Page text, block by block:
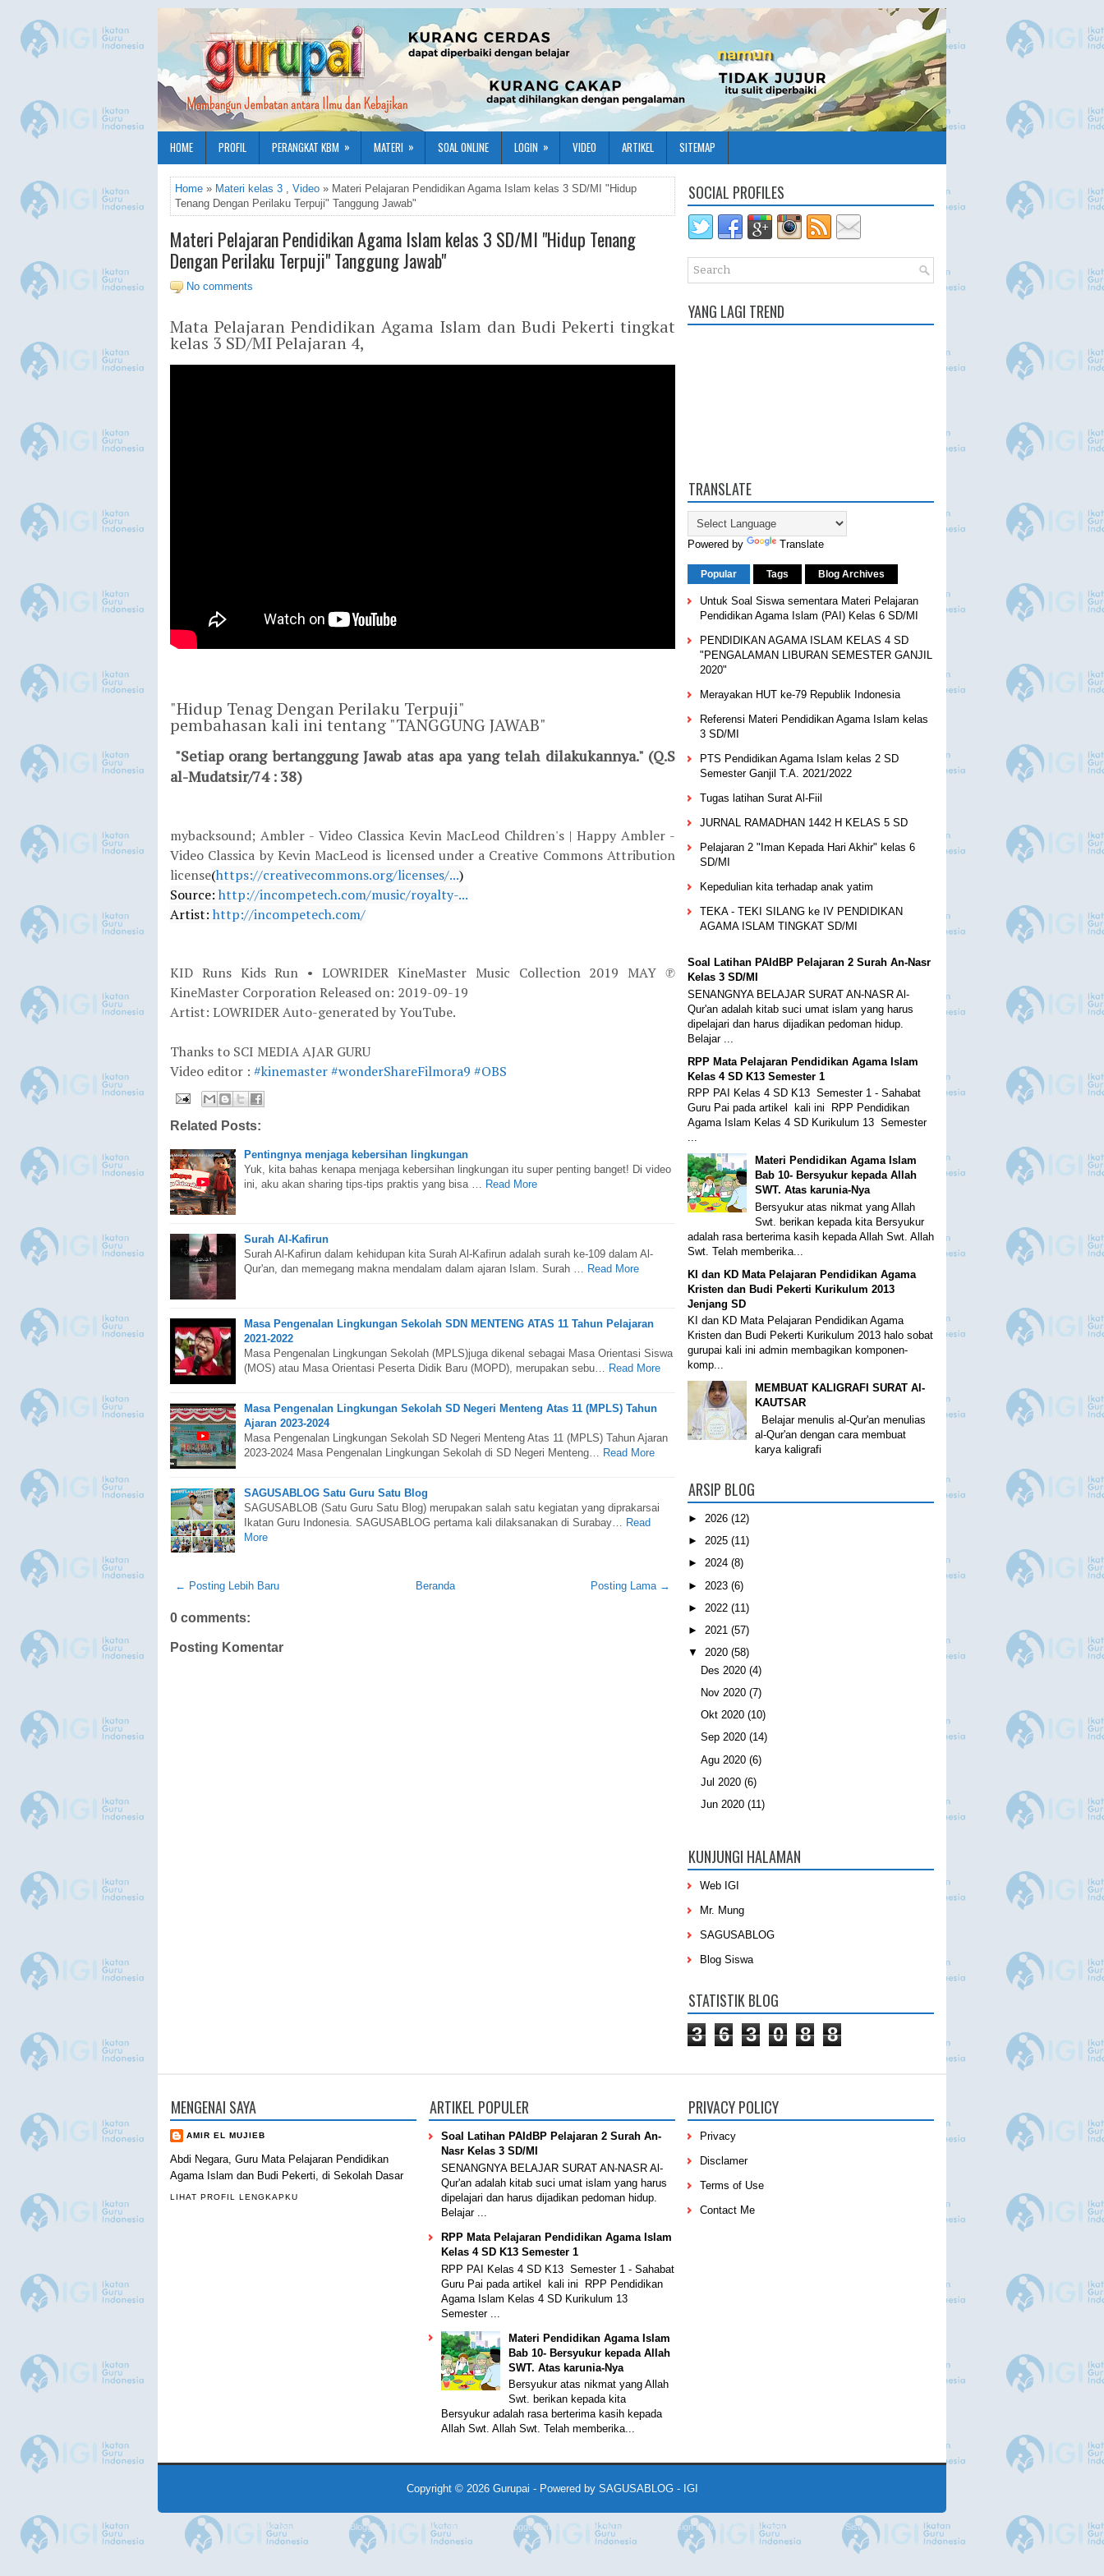
HOME PROFIL PERANGKAT KBM » MATERI » SOAL ONLINE LOGIN » VIDEO ARTIKEL SITEMAP
Home » Materi kelas 3 , Video » Materi Pelajaran Pendidikan Agama Islam kelas 3 SD/MI "Hidup
Tenang Dengan Perilaku Terpuji" Tanggung Jawab"
Materi Pelajaran Pendidikan Agama Islam kelas 3 SD/MI "Hidup Tenang
Dengan Perilaku Terpuji" Tanggung Jawab"
No comments
Mata Pelajaran Pendidikan Agama Islam dan Budi Pekerti tingkat
kelas 3 SD/MI Pelajaran 4,
"Hidup Tenag Dengan Perilaku Terpuji"
pembahasan kali ini tentang "TANGGUNG JAWAB"
"Setiap orang bertanggung Jawab atas apa yang telah dilakukannya." (Q.S
al-Mudatsir/74 : 38)
mybacksound; Ambler - Video Classica Kevin MacLeod Children's | Happy Ambler -
Video Classica by Kevin MacLeod is licensed under a Creative Commons Attribution
license(https://creativecommons.org/licenses/...)
Source: http://incompetech.com/music/royalty-...
Artist: http://incompetech.com/
KID Runs Kids Run • LOWRIDER KineMaster Music Collection 2019 MAY ℗
KineMaster Corporation Released on: 2019-09-19
Artist: LOWRIDER Auto-generated by YouTube.
Thanks to SCI MEDIA AJAR GURU
Video editor : #kinemaster#wonderShareFilmora9 #OBS
Related Posts:
Pentingnya menjaga kebersihan lingkungan
Yuk, kita bahas kenapa menjaga kebersihan lingkungan itu super penting banget! Di video
ini, aku akan sharing tips-tips praktis yang bisa … Read More
Surah Al-Kafirun
Surah Al-Kafirun dalam kehidupan kita Surah Al-Kafirun adalah surah ke-109 dalam Al-
Qur'an, dan memegang makna mendalam dalam ajaran Islam. Surah … Read More
Masa Pengenalan Lingkungan Sekolah SDN MENTENG ATAS 11 Tahun Pelajaran
2021-2022
Masa Pengenalan Lingkungan Sekolah (MPLS)juga dikenal sebagai Masa Orientasi Siswa
(MOS) atau Masa Orientasi Peserta Didik Baru (MOPD), merupakan sebu… Read More
Masa Pengenalan Lingkungan Sekolah SD Negeri Menteng Atas 11 (MPLS) Tahun
Ajaran 2023-2024
Masa Pengenalan Lingkungan Sekolah SD Negeri Menteng Atas 11 (MPLS) Tahun Ajaran
2023-2024 Masa Pengenalan Lingkungan Sekolah di SD Negeri Menteng… Read More
SAGUSABLOG Satu Guru Satu Blog
SAGUSABLOB (Satu Guru Satu Blog) merupakan salah satu kegiatan yang diprakarsai
Ikatan Guru Indonesia. SAGUSABLOG pertama kali dilaksanakan di Surabay… Read
More
← Posting Lebih Baru Posting Lama →
Beranda
0 comments:
Posting Komentar
SOCIAL PROFILES
YANG LAGI TREND
TRANSLATE
Powered by Translate
Popular Tags Blog Archives
Untuk Soal Siswa sementara Materi Pelajaran
Pendidikan Agama Islam (PAI) Kelas 6 SD/MI
PENDIDIKAN AGAMA ISLAM KELAS 4 SD
"PENGALAMAN LIBURAN SEMESTER GANJIL
2020"
Merayakan HUT ke-79 Republik Indonesia
Referensi Materi Pendidikan Agama Islam kelas
3 SD/MI
PTS Pendidikan Agama Islam kelas 2 SD
Semester Ganjil T.A. 2021/2022
Tugas latihan Surat Al-Fiil
JURNAL RAMADHAN 1442 H KELAS 5 SD
Pelajaran 2 "Iman Kepada Hari Akhir" kelas 6
SD/MI
Kepedulian kita terhadap anak yatim
TEKA - TEKI SILANG ke IV PENDIDIKAN
AGAMA ISLAM TINGKAT SD/MI
Soal Latihan PAIdBP Pelajaran 2 Surah An-Nasr
Kelas 3 SD/MI
SENANGNYA BELAJAR SURAT AN-NASR Al-
Qur'an adalah kitab suci umat islam yang harus
dipelajari dan harus dijadikan pedoman hidup.
Belajar ...
RPP Mata Pelajaran Pendidikan Agama Islam
Kelas 4 SD K13 Semester 1
RPP PAI Kelas 4 SD K13 Semester 1 - Sahabat
Guru Pai pada artikel kali ini RPP Pendidikan
Agama Islam Kelas 4 SD Kurikulum 13 Semester
...
Materi Pendidikan Agama Islam
Bab 10- Bersyukur kepada Allah
SWT. Atas karunia-Nya
Bersyukur atas nikmat yang Allah
Swt. berikan kepada kita Bersyukur
adalah rasa berterima kasih kepada Allah Swt. Allah
Swt. Telah memberika...
KI dan KD Mata Pelajaran Pendidikan Agama
Kristen dan Budi Pekerti Kurikulum 2013
Jenjang SD
KI dan KD Mata Pelajaran Pendidikan Agama
Kristen dan Budi Pekerti Kurikulum 2013 halo sobat
gurupai kali ini admin membagikan komponen-
komp...
MEMBUAT KALIGRAFI SURAT Al-
KAUTSAR
Belajar menulis al-Qur'an menulias
al-Qur'an dengan cara membuat
karya kaligrafi
ARSIP BLOG
► 2026 (12)
► 2025 (11)
► 2024 (8)
► 2023 (6)
► 2022 (11)
► 2021 (57)
▼ 2020 (58)
Des 2020 (4)
Nov 2020 (7)
Okt 2020 (10)
Sep 2020 (14)
Agu 2020 (6)
Jul 2020 (6)
Jun 2020 (11)
KUNJUNGI HALAMAN
Web IGI
Mr. Mung
SAGUSABLOG
Blog Siswa
STATISTIK BLOG
3 6 3 0 8 8
MENGENAI SAYA
AMIR EL MUJIEB
Abdi Negara, Guru Mata Pelajaran Pendidikan
Agama Islam dan Budi Pekerti, di Sekolah Dasar
LIHAT PROFIL LENGKAPKU
ARTIKEL POPULER
Soal Latihan PAIdBP Pelajaran 2 Surah An-
Nasr Kelas 3 SD/MI
SENANGNYA BELAJAR SURAT AN-NASR Al-
Qur'an adalah kitab suci umat islam yang harus
dipelajari dan harus dijadikan pedoman hidup.
Belajar ...
RPP Mata Pelajaran Pendidikan Agama Islam
Kelas 4 SD K13 Semester 1
RPP PAI Kelas 4 SD K13 Semester 1 - Sahabat
Guru Pai pada artikel kali ini RPP Pendidikan
Agama Islam Kelas 4 SD Kurikulum 13
Semester ...
Materi Pendidikan Agama Islam
Bab 10- Bersyukur kepada Allah
SWT. Atas karunia-Nya
Bersyukur atas nikmat yang Allah
Swt. berikan kepada kita
Bersyukur adalah rasa berterima kasih kepada
Allah Swt. Allah Swt. Telah memberika...
PRIVACY POLICY
Privacy
Disclamer
Terms of Use
Contact Me
Copyright © 2026 Gurupai - Powered by SAGUSABLOG- IGI
Design byNewWpThemes | Blogger Theme by Lasantha PremiumBloggerTemplates.com |BTheme.net Redesign byMung Bisnis -mrmung.com Blog Siswa